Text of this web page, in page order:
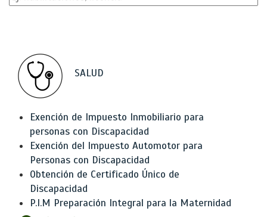
SALUD
Exención de Impuesto Inmobiliario para
personas con Discapacidad
Exención del Impuesto Automotor para
Personas con Discapacidad
Obtención de Certificado Único de
Discapacidad
P.I.M Preparación Integral para la Maternidad